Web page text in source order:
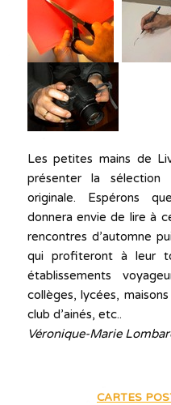
Les petites mains de
présenter la
originale. Espérons
donnera envie de lire à
rencontres d’automne
qui profiteront à leur
établissements
collèges, lycées,
club d’ainés, etc..
Véronique-Marie
CARTES